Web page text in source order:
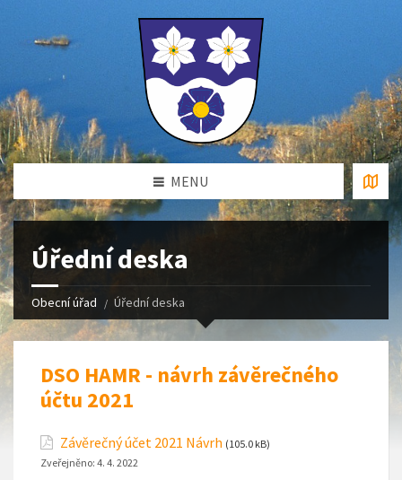
MENU
Úřední deska
Obecní úřad Úřední deska
DSO HAMR - návrh závěrečného
účtu 2021
Závěrečný účet 2021 Návrh (105.0 kB)
Zveřejněno: 4. 4. 2022